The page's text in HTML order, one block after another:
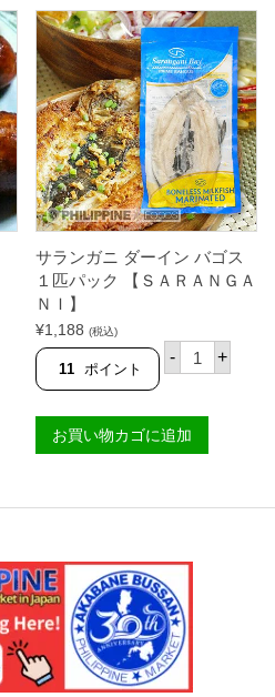
個
プ
）
3
5
匹
パ
ッ
ク
(
1
3
0
0
)
【
ラ
ッ
イ
ガ
ー
サランガニ ダーイン バゴス
１匹パック 【ＳＡＲＡＮＧＡ
ＮＩ】
¥1,188 (税込)
11 ポイント
- サ
ラ
ニ
ダ
ー
バ
１
ッ
ク
【
Ａ
+
お買い物カゴに追加